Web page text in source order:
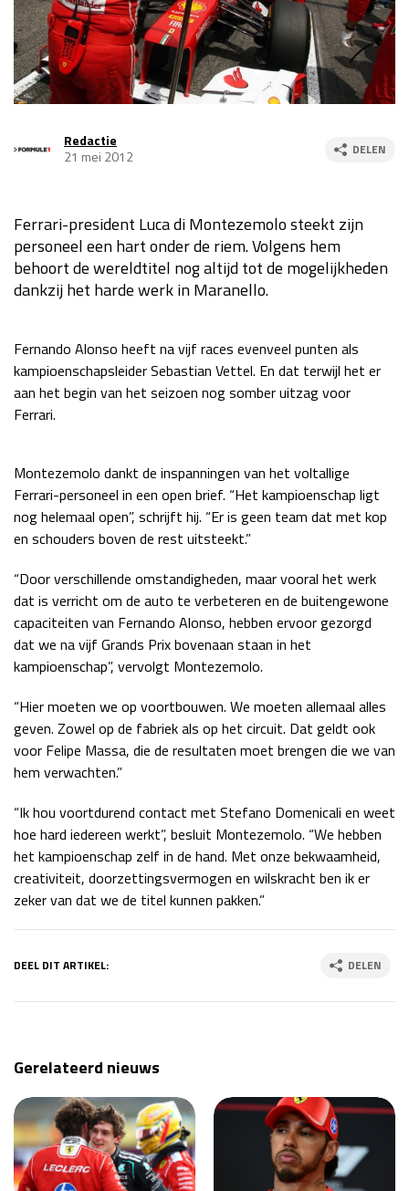
Race
za 13:00 - 15:00
GP VERENIGDE STATEN 2026 23 - 25 okt
Kwalificatie
GP SÃO PAULO 2026 06 - 08 nov
Kwalificatie
za 19:00 - 20:00
Race
zo 18:00 - 20:00
LAS VEGAS GRAND PRIX 2026 20 - 22 nov
Kwalificatie
za 05:00 - 06:00
Race
zo 05:00 - 07:00
GP QATAR 2026 27 - 29 nov
Kwalificatie
za 19:00 - 20:00
Race
zo 17:00 - 19:00
Kwalificatie
Redactie
21 mei 2012
DELEN
Ferrari-president Luca di Montezemolo steekt zijn
personeel een hart onder de riem. Volgens hem
behoort de wereldtitel nog altijd tot de mogelijkheden
dankzij het harde werk in Maranello.
Fernando Alonso heeft na vijf races evenveel punten als
kampioenschapsleider Sebastian Vettel. En dat terwijl het er
aan het begin van het seizoen nog somber uitzag voor
Ferrari.
Montezemolo dankt de inspanningen van het voltallige
Ferrari-personeel in een open brief. “Het kampioenschap ligt
nog helemaal open”, schrijft hij. “Er is geen team dat met kop
en schouders boven de rest uitsteekt.”
“Door verschillende omstandigheden, maar vooral het werk
dat is verricht om de auto te verbeteren en de buitengewone
capaciteiten van Fernando Alonso, hebben ervoor gezorgd
dat we na vijf Grands Prix bovenaan staan in het
kampioenschap”, vervolgt Montezemolo.
“Hier moeten we op voortbouwen. We moeten allemaal alles
geven. Zowel op de fabriek als op het circuit. Dat geldt ook
voor Felipe Massa, die de resultaten moet brengen die we van
hem verwachten.”
“Ik hou voortdurend contact met Stefano Domenicali en weet
hoe hard iedereen werkt”, besluit Montezemolo. “We hebben
het kampioenschap zelf in de hand. Met onze bekwaamheid,
creativiteit, doorzettingsvermogen en wilskracht ben ik er
zeker van dat we de titel kunnen pakken.”
DEEL DIT ARTIKEL: DELEN
Gerelateerd nieuws